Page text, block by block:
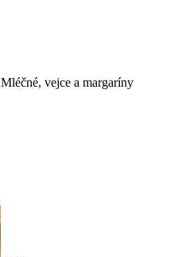
Mléčné, vejce a margaríny